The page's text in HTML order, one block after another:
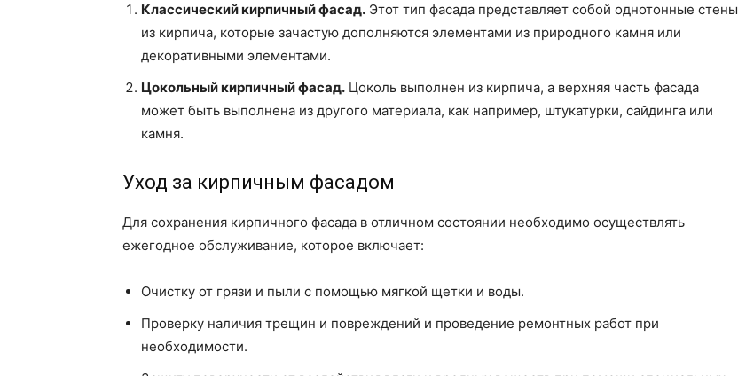
Классический кирпичный фасад. Этот тип фасада представляет собой однотонные стены
из кирпича, которые зачастую дополняются элементами из природного камня или
декоративными элементами.
Цокольный кирпичный фасад. Цоколь выполнен из кирпича, а верхняя часть фасада
может быть выполнена из другого материала, как например, штукатурки, сайдинга или
камня.
Уход за кирпичным фасадом
Для сохранения кирпичного фасада в отличном состоянии необходимо осуществлять
ежегодное обслуживание, которое включает:
Очистку от грязи и пыли с помощью мягкой щетки и воды.
Проверку наличия трещин и повреждений и проведение ремонтных работ при
необходимости.